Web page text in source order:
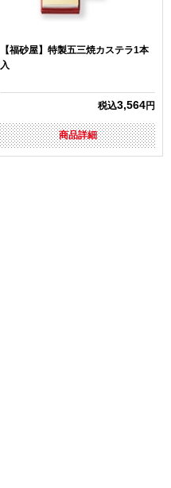
【福砂屋】特製五三焼カステラ1本
入
税込3,564円
商品詳細